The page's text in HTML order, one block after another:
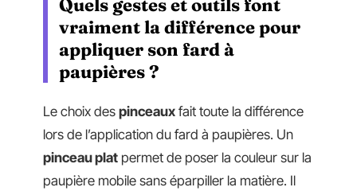
vraiment la différence pour
appliquer son fard à
paupières ?
Le choix des pinceaux fait toute la différence
lors de l’application du fard à paupières. Un
pinceau plat permet de poser la couleur sur la
paupière mobile sans éparpiller la matière. Il